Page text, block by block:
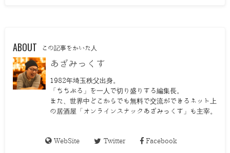
ABOUT この記事をかいた人
あざみっくす
1982年埼玉秩父出身。
「ちちぶる」を一人で切り盛りする編集長。
また、世界中どこからでも無料で交流ができるネット上
の居酒屋「オンラインスナックあざみっくす」も主宰。
WebSite Twitter Facebook